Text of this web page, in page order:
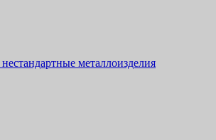
металлоизделия